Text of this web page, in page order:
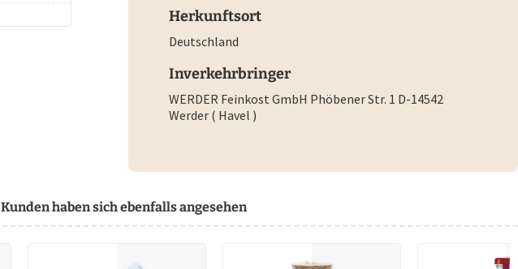
Herkunftsort
Deutschland
Inverkehrbringer
WERDER Feinkost GmbH Phöbener Str. 1 D-14542
Werder ( Havel )
Kunden haben sich ebenfalls angesehen